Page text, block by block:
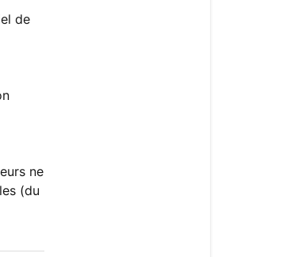
de
ne
(du